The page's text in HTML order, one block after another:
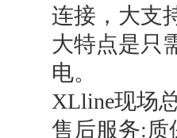
连接，大支
大特点是只
电。
XLline现场
售后服务:质